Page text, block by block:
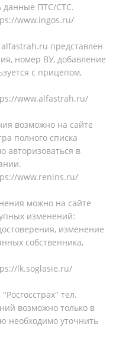
данные ПТС/СТС.
www.ingos.ru/
представлен
номер ВУ, добавление
с прицепом,
www.alfastrah.ru/
возможно на сайте
полного списка
авторизоваться в
www.renins.ru/
можно на сайте
изменений:
изменение
собственника,
lk.soglasie.ru/
тел.
возможно только в
необходимо уточнить